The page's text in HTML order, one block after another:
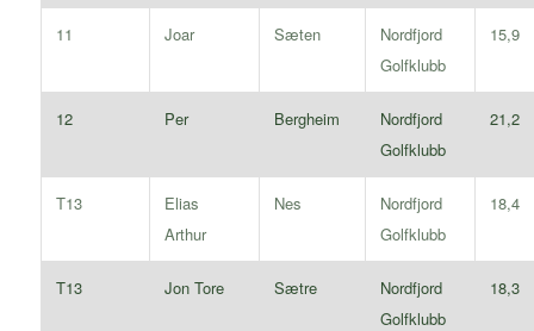
11 Joar Sæten
Nordfjord
Golfklubb
15,9
12 Per Bergheim
Nordfjord
Golfklubb
21,2
T13
Elias
Arthur
Nes
Nordfjord
Golfklubb
18,4
T13 Jon Tore Sætre
Nordfjord
Golfklubb
18,3